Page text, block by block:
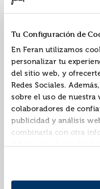
Tu Configuración de
En Feran utilizamos
personalizar tu
del sitio web, y
Redes Sociales.
sobre el uso de nuestra
colaboradores de
publicidad y análisis
combinarla con otra
del uso que hayas
consentimiento en
información consulta la
curso·punt volat
ISBN: 9788418695636
Autor: Varios Autores
2022)·e.s.o..3er